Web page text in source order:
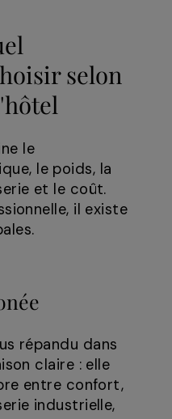
selon
le
le poids, la
et le coût.
il existe
répandu dans
claire : elle
entre confort,
industrielle,